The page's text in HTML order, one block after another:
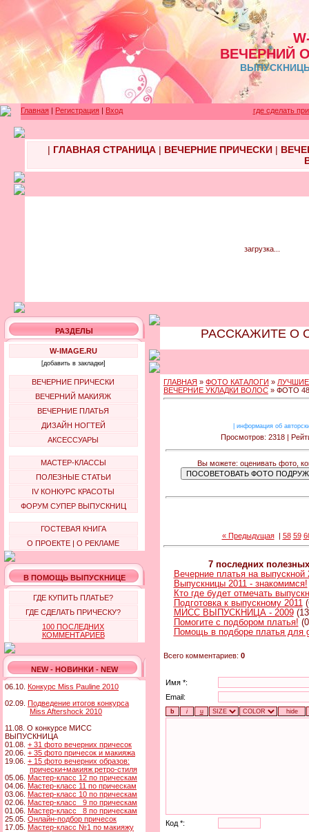
ВЕЧЕРНИЙ
Главная | Регистрация | Вход где сделать
| ГЛАВНАЯ СТРАНИЦА| ВЕЧЕРНИЕ ПРИЧЕСКИ|
загрузка...
РАЗДЕЛЫ
W-IMAGE.RU
[добавить в закладки]
ВЕЧЕРНИЕ ПРИЧЕСКИ
ВЕЧЕРНИЙ МАКИЯЖ
ВЕЧЕРНИЕ ПЛАТЬЯ
ДИЗАЙН НОГТЕЙ
АКСЕССУАРЫ
МАСТЕР-КЛАССЫ
ПОЛЕЗНЫЕ СТАТЬИ
IV КОНКУРС КРАСОТЫ
ФОРУМ СУПЕР ВЫПУСКНИЦ
ГОСТЕВАЯ КНИГА
О ПРОЕКТЕ | О РЕКЛАМЕ
В ПОМОЩЬ ВЫПУСКНИЦЕ
ГДЕ КУПИТЬ ПЛАТЬЕ?
ГДЕ СДЕЛАТЬ ПРИЧЕСКУ?
100 ПОСЛЕДНИХ
КОММЕНТАРИЕВ
NEW - НОВИНКИ - NEW
06.10. Конкурс Miss Pauline 2010
02.09. Подведение итогов конкурса
Miss Aftershock 2010
11.08. О конкурсе МИСС
ВЫПУСКНИЦА
01.08. + 31 фото вечерних причесок
20.06. + 35 фото причесок и макияжа
19.06. + 15 фото вечерних образов:
прически+макияж ретро-стиля
05.06. Мастер-класс 12 по прическам
04.06. Мастер-класс 11 по прическам
03.06. Мастер-класс 10 по прическам
02.06. Мастер-класс 9 по прическам
01.06. Мастер-класс 8 по прическам
25.05. Онлайн-подбор причесок
17.05. Мастер-класс №1 по макияжу
РАССКАЖИТЕ О
ГЛАВНАЯ » ФОТО КАТАЛОГИ »
ВЕЧЕРНИЕ УКЛАДКИ ВОЛОС » ФОТО 48
информация об
Просмотров: 2318 |
Вы можете: оценивать фото,
« Предыдущая| 58 59
7 последних
Вечерние платья на выпускной
Выпускницы 2011 - знакомимся!
Кто где будет отмечать
Подготовка к выпускному 2011
МИСС ВЫПУСКНИЦА - 2009
Помогите с подбором платья!
Помощь в подборе платья для
Всего комментариев: 0
Имя *:
Email:
Код *: